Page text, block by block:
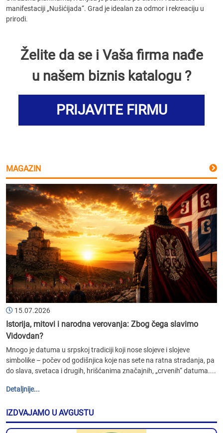
manifestaciji „Nušićijada“. Grad je idealan za odmor i rekreaciju u
prirodi.
Želite da se i Vaša firma nađe
u našem biznis katalogu ?
PRIJAVITE FIRMU
MAGAZIN
15.07.2026
Istorija, mitovi i narodna verovanja: Zbog čega slavimo
Vidovdan?
Mnogo je datuma u srpskoj tradiciji koji nose slojeve i slojeve
simbolike – počev od godišnjica koje nas sete na ratna stradanja, pa
do slava, svetaca i drugih, hrišćanima značajnih, „crvenih“ datuma....
Detaljnije...
IZDVAJAMO U AVGUSTU